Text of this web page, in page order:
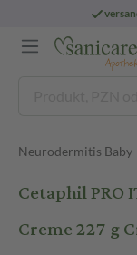
Neurodermitis Baby
Cetaphil PRO
Creme 227 g